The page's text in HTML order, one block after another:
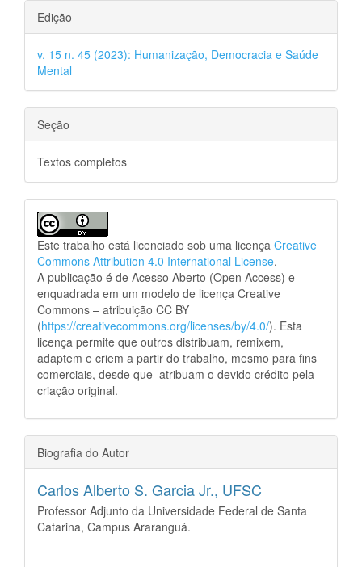
Edição
v. 15 n. 45 (2023): Humanização, Democracia e Saúde
Mental
Seção
Textos completos
Este trabalho está licenciado sob uma licença Creative
Commons Attribution 4.0 International License.
A publicação é de Acesso Aberto (Open Access) e
enquadrada em um modelo de licença Creative
Commons – atribuição CC BY
(https://creativecommons.org/licenses/by/4.0/). Esta
licença permite que outros distribuam, remixem,
adaptem e criem a partir do trabalho, mesmo para fins
comerciais, desde que atribuam o devido crédito pela
criação original.
Biografia do Autor
Carlos Alberto S. Garcia Jr., UFSC
Professor Adjunto da Universidade Federal de Santa
Catarina, Campus Araranguá.